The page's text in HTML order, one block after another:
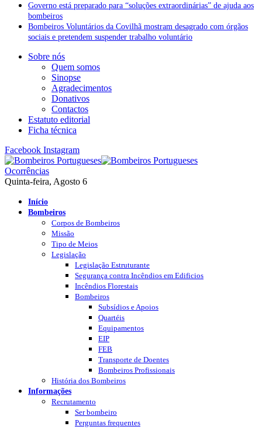
Governo está preparado para “soluções extraordinárias” de ajuda aos
bombeiros
Bombeiros Voluntários da Covilhã mostram desagrado com órgãos
sociais e pretendem suspender trabalho voluntário
Sobre nós
Quem somos
Sinopse
Agradecimentos
Donativos
Contactos
Estatuto editorial
Ficha técnica
Facebook Instagram
Ocorrências
Quinta-feira, Agosto 6
Início
Bombeiros
Corpos de Bombeiros
Missão
Tipo de Meios
Legislação
Legislação Estruturante
Segurança contra Incêndios em Edificios
Incêndios Florestais
Bombeiros
Subsídios e Apoios
Quartéis
Equipamentos
EIP
FEB
Transporte de Doentes
Bombeiros Profissionais
História dos Bombeiros
Informações
Recrutamento
Ser bombeiro
Perguntas frequentes